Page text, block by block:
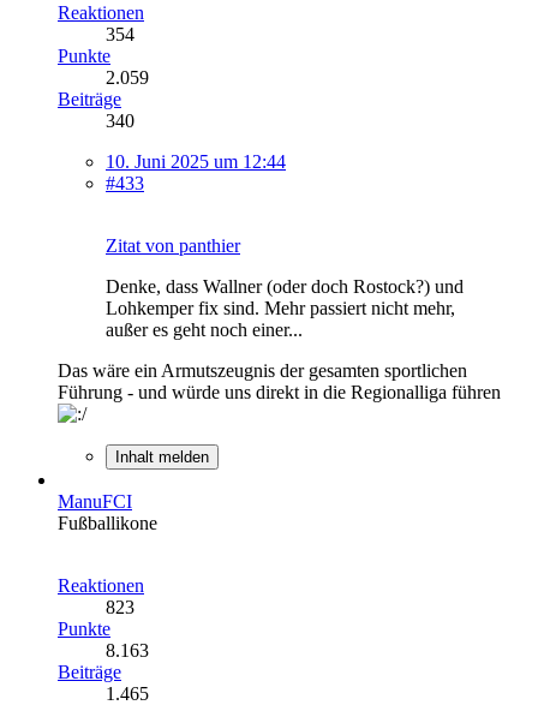
Reaktionen
354
Punkte
2.059
Beiträge
340
10. Juni 2025 um 12:44
#433
Zitat von panthier
Denke, dass Wallner (oder doch Rostock?) und
Lohkemper fix sind. Mehr passiert nicht mehr,
außer es geht noch einer...
Das wäre ein Armutszeugnis der gesamten sportlichen
Führung - und würde uns direkt in die Regionalliga führen
Inhalt melden
ManuFCI
Fußballikone
Reaktionen
823
Punkte
8.163
Beiträge
1.465